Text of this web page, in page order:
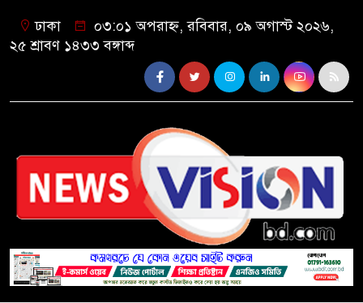
ঢাকা
০৩:০১ অপরাহ্ন, রবিবার, ০৯ অগাস্ট ২০২৬,
২৫ শ্রাবণ ১৪৩৩ বঙ্গাব্দ